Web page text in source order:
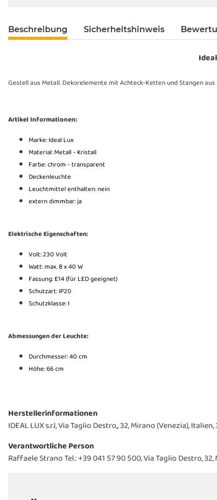
Beschreibung Sicherheitshinweis
Gestell aus Metall. Dekorelemente mit Achteck-Ketten und Stangen
Artikel Informationen:
Marke: Ideal Lux
Material: Metall - Kristall
Farbe: chrom - transparent
Deckenleuchte
Leuchtmittel enthalten: nein
extern dimmbar: ja
Elektrische Eigenschaften:
Volt: 230 Volt
Watt: max. 8 x 40 W
Fassung: E14 (für LED geeignet)
Schutzart: IP20
Schutzklasse: I
Abmessungen der Leuchte:
Durchmesser: 40 cm
Höhe: 66 cm
Herstellerinformationen
IDEAL LUX s.r.l, Via Taglio Destro,, 32, Mirano (Venezia),
Verantwortliche Person
Raffaele Strano Tel.: +39 041 57 90 500, Via Taglio Destro,